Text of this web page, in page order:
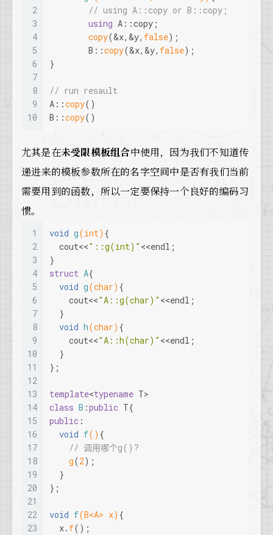
2
3
4
5
6
7
8
9
10
// using A::copy or B::copy;
using A::copy;
copy(&x,&y, false);
  	B::
copy(&x,&y, false);
}
// run resault
A::copy()
B::copy()
尤其是在未受限模板组合中使用，因为我们不知道传
递进来的模板参数所在的名字空间中是否有我们当前
需要用到的函数，所以一定要保持一个良好的编码习
惯。
1
2
3
4
5
6
7
8
9
10
11
12
13
14
15
16
17
18
19
20
21
22
23
void g(int) {
  cout<<
"::g(int)" <<endl;
}
struct A{
void g(char) {
    cout<<
"A::g(char)" <<endl;
  }
void h(char) {
    cout<<
"A::h(char)" <<endl;
  }
};
template<typename T>
class B :public T{
public :
void f() {
// 调用哪个g()?
g(2);
  }
};
void f(B<A> x) {
  x.
f();